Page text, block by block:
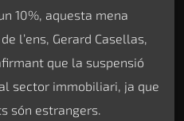
10%, aquesta mena
l’ens, Gerard Casellas,
que la suspensió
sector immobiliari, ja que
són estrangers.